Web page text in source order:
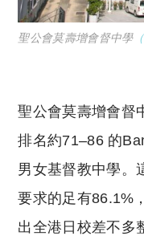
聖公會莫壽增會督中學
聖公會莫壽增會督
排名約71–86 的
男女基督教中學。
要求的足有86.1%
出全港日校差不多